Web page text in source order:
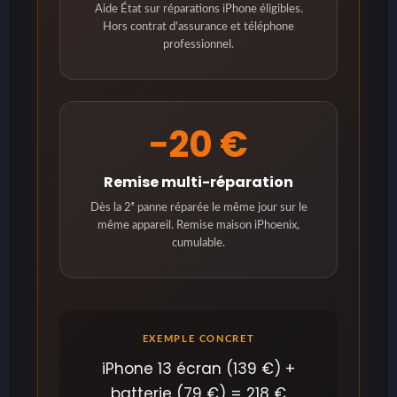
Aide État sur réparations iPhone éligibles.
Hors contrat d'assurance et téléphone
professionnel.
−20 €
Remise multi-réparation
Dès la 2ᵉ panne réparée le même jour sur le
même appareil. Remise maison iPhoenix,
cumulable.
EXEMPLE CONCRET
iPhone 13 écran (139 €) +